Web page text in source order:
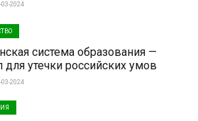
03-2024
система образования —
для утечки российских умов
03-2024